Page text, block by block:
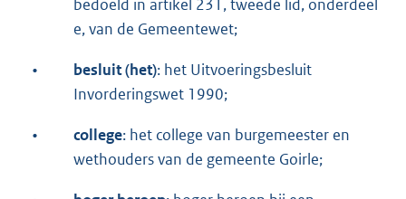
bedoeld in artikel 231, tweede lid, onderdeel
e, van de Gemeentewet;
• besluit (het): het Uitvoeringsbesluit
Invorderingswet 1990;
• college: het college van burgemeester en
wethouders van de gemeente Goirle;